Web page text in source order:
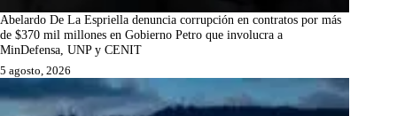
Abelardo De La Espriella denuncia corrupción en contratos por más
de $370 mil millones en Gobierno Petro que involucra a
MinDefensa, UNP y CENIT
5 agosto, 2026